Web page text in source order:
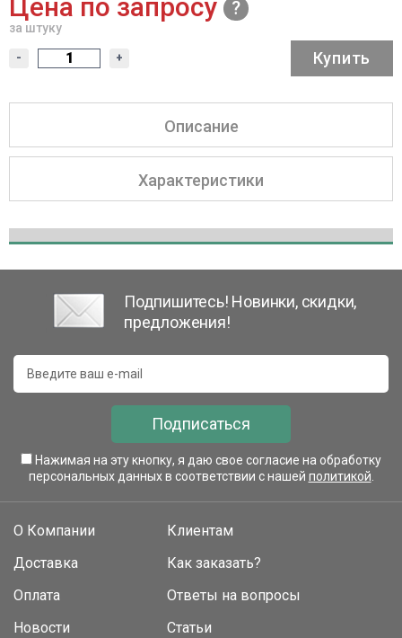
Цена по запросу
за штуку
- + Купить
Описание
Характеристики
Подпишитесь! Новинки, скидки,
предложения!
Подписаться
Нажимая на эту кнопку, я даю свое согласие на обработку
персональных данных в соответствии с нашей политикой
О Компании
Доставка
Оплата
Новости
Клиентам
Как заказать?
Ответы на вопросы
Статьи